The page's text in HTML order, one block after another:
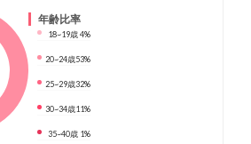
年齢比率
18~19歳 4%
20~24歳53%
25~29歳32%
30~34歳11%
35~40歳 1%